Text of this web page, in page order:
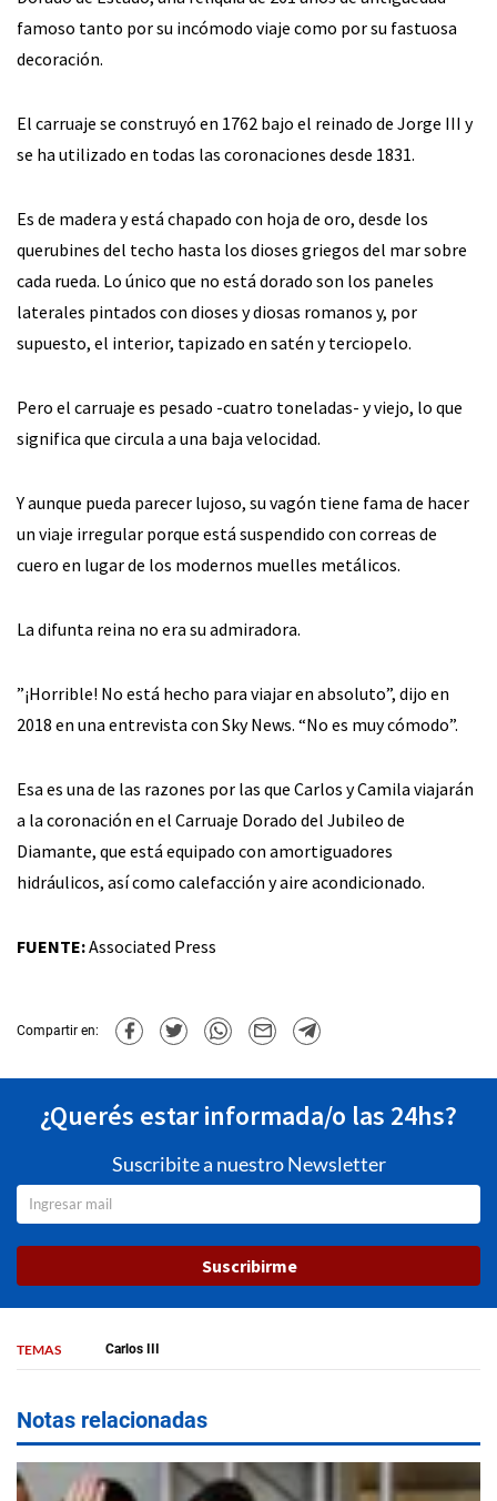
famoso tanto por su incómodo viaje como por su fastuosa
decoración.
El carruaje se construyó en 1762 bajo el reinado de Jorge III y
se ha utilizado en todas las coronaciones desde 1831.
Es de madera y está chapado con hoja de oro, desde los
querubines del techo hasta los dioses griegos del mar sobre
cada rueda. Lo único que no está dorado son los paneles
laterales pintados con dioses y diosas romanos y, por
supuesto, el interior, tapizado en satén y terciopelo.
Pero el carruaje es pesado -cuatro toneladas- y viejo, lo que
significa que circula a una baja velocidad.
Y aunque pueda parecer lujoso, su vagón tiene fama de hacer
un viaje irregular porque está suspendido con correas de
cuero en lugar de los modernos muelles metálicos.
La difunta reina no era su admiradora.
”¡Horrible! No está hecho para viajar en absoluto”, dijo en
2018 en una entrevista con Sky News. “No es muy cómodo”.
Esa es una de las razones por las que Carlos y Camila viajarán
a la coronación en el Carruaje Dorado del Jubileo de
Diamante, que está equipado con amortiguadores
hidráulicos, así como calefacción y aire acondicionado.
FUENTE:Associated Press
Compartir en:
¿Querés estar informada/o las 24hs?
Suscribite a nuestro Newsletter
Suscribirme
TEMAS Carlos III
Notas relacionadas